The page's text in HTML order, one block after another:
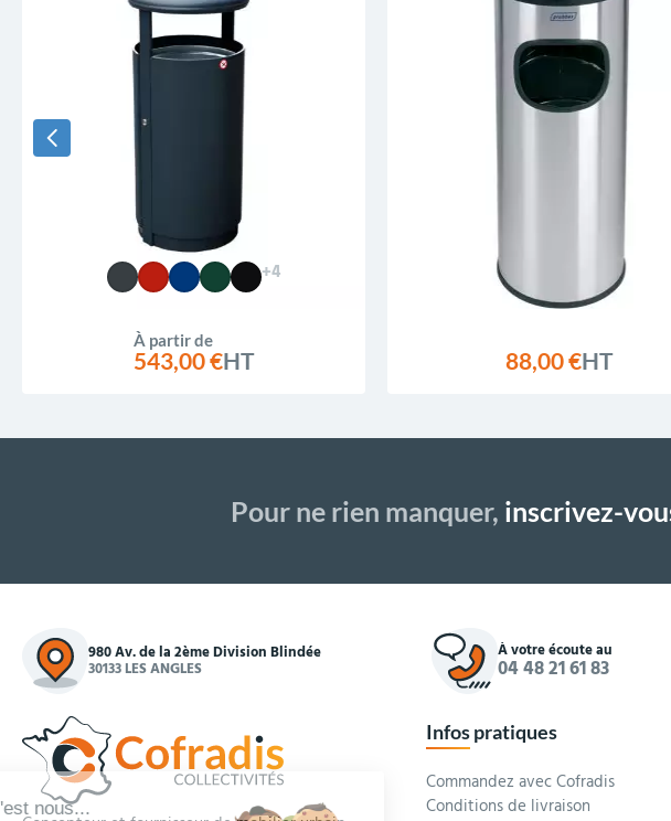
+4
À partir de
543,00 €HT 88,00 €HT
Pour ne rien manquer, inscrivez-
980 Av. de la 2ème Division Blindée
30133 LES ANGLES
À votre écoute au
04 48 21 61 83
Infos pratiques
Commandez avec Cofradis
Conditions de livraison